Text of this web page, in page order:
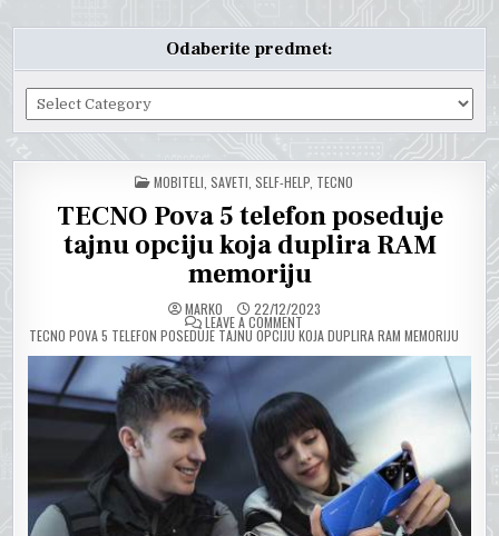
Odaberite predmet:
Odaberite
predmet:
POSTED
IN
MOBITELI SAVETI SELF-HELP TECNO
TECNO Pova 5 telefon poseduje
tajnu opciju koja duplira RAM
memoriju
MARKO 22/12/2023
LEAVE A COMMENTON
TECNO POVA 5 TELEFON POSEDUJE TAJNU OPCIJU KOJA DUPLIRA RAM MEMORIJU